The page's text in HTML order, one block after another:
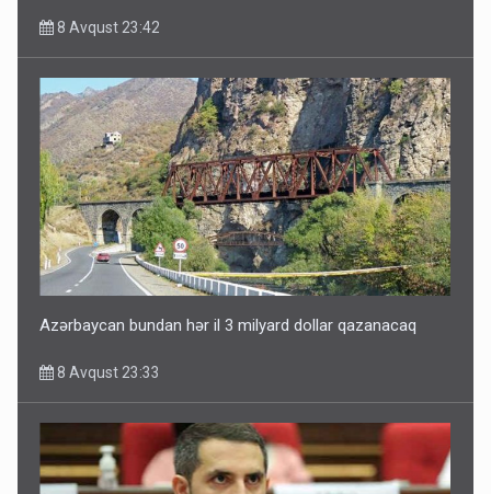
İlham Əliyev müharibədə də, sülhdə də qalib gəldi -
Hikmət Hacıyev
8 Avqust 15:02
8 Avqust 23:42
Azərbaycan bundan hər il 3 milyard dollar qazanacaq
8 Avqust 23:33